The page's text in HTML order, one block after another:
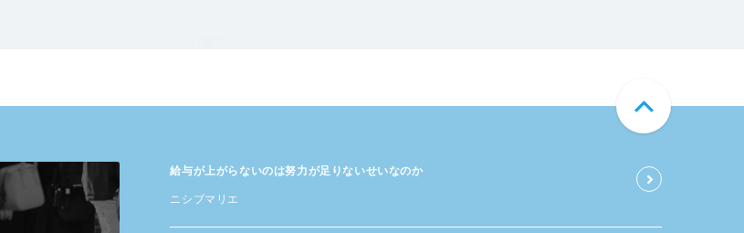
給与が​上がらないのは​努力が​足りないせいなのか
ニシブマリエ